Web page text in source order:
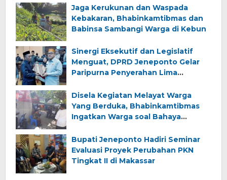
Jaga Kerukunan dan Waspada
Kebakaran, Bhabinkamtibmas dan
Babinsa Sambangi Warga di Kebun
Sinergi Eksekutif dan Legislatif
Menguat, DPRD Jeneponto Gelar
Paripurna Penyerahan Lima
Ranperda Pertanggungjawaban
APBD 2025
Disela Kegiatan Melayat Warga
Yang Berduka, Bhabinkamtibmas
Ingatkan Warga soal Bahaya
Bupati Jeneponto Hadiri Seminar
Evaluasi Proyek Perubahan PKN
Tingkat II di Makassar